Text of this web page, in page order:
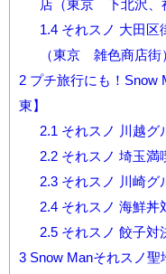
店（東京 下北沢、
1.4それスノ 大田区
（東京 雑色商店街
2 プチ旅行にも！Snow
東】
2.1 それスノ 川越グ
2.2それスノ 埼玉満
2.3それスノ 川崎グ
2.4それスノ 海鮮丼
2.5それスノ 餃子対
3 Snow Manそれスノ聖